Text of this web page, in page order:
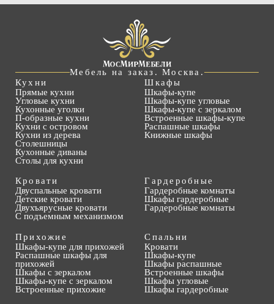
Мебель на заказ. Москва.
Кухни
Прямые кухни
Угловые кухни
Кухонные уголки
П-образные кухни
Кухни с островом
Кухни из дерева
Столешницы
Кухонные диваны
Столы для кухни
Шкафы
Шкафы-купе
Шкафы-купе угловые
Шкафы-купе с зеркалом
Встроенные шкафы-купе
Распашные шкафы
Книжные шкафы
Кровати
Двуспальные кровати
Детские кровати
Двухъярусные кровати
С подъемным механизмом
Гардеробные
Гардеробные комнаты
Шкафы гардеробные
Гардеробные комнаты
Прихожие
Шкафы-купе для прихожей
Распашные шкафы для
прихожей
Шкафы с зеркалом
Шкафы-купе с зеркалом
Встроенные прихожие
Спальни
Кровати
Шкафы-купе
Шкафы распашные
Встроенные шкафы
Шкафы угловые
Шкафы гардеробные